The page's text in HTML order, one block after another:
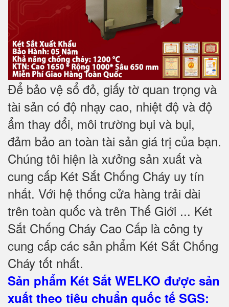
Để bảo vệ sổ đỏ, giấy tờ quan trọng và
tài sản có độ nhạy cao, nhiệt độ và độ
ẩm thay đổi, môi trường bụi và bụi,
đảm bảo an toàn tài sản giá trị của bạn.
Chúng tôi hiện là xưởng sản xuất và
cung cấp Két Sắt Chống Cháy uy tín
nhất. Với hệ thống cửa hàng trải dài
trên toàn quốc và trên Thế Giới ... Két
Sắt Chống Cháy Cao Cấp là công ty
cung cấp các sản phẩm Két Sắt Chống
Cháy tốt nhất.
Sản phẩm Két Sắt WELKO được sản
xuất theo tiêu chuẩn quốc tế SGS: